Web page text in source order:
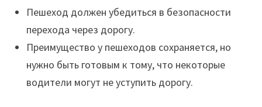
Пешеход должен убедиться в безопасности
перехода через дорогу.
Преимущество у пешеходов сохраняется, но
нужно быть готовым к тому, что некоторые
водители могут не уступить дорогу.